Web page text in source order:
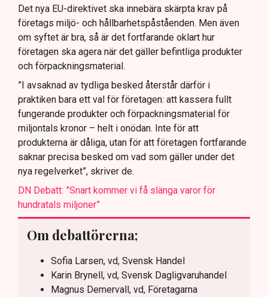
Det nya EU-direktivet ska innebära skärpta krav på
företags miljö- och hållbarhetspåståenden. Men även
om syftet är bra, så är det fortfarande oklart hur
företagen ska agera när det gäller befintliga produkter
och förpackningsmaterial.
”I avsaknad av tydliga besked återstår därför i
praktiken bara ett val för företagen: att kassera fullt
fungerande produkter och förpackningsmaterial för
miljontals kronor – helt i onödan. Inte för att
produkterna är dåliga, utan för att företagen fortfarande
saknar precisa besked om vad som gäller under det
nya regelverket”, skriver de.
DN Debatt: ”Snart kommer vi få slänga varor för
hundratals miljoner”
Om debattörerna;
Sofia Larsen, vd, Svensk Handel
Karin Brynell, vd, Svensk Dagligvaruhandel
Magnus Demervall, vd, Företagarna